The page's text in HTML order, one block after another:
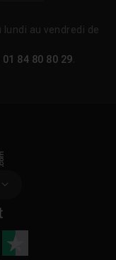
au vendredi de
01 84 80 80 29